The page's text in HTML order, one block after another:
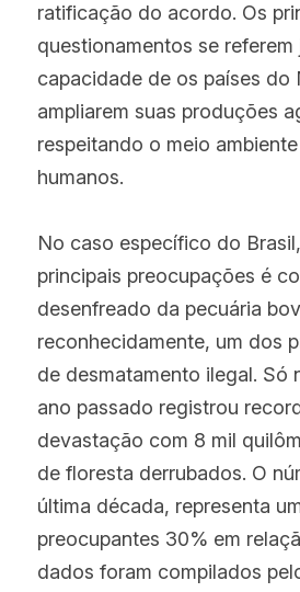
ratificação do acordo. Os
questionamentos se referem
capacidade de os países do
ampliarem suas produções
respeitando o meio
humanos.
No caso específico do
principais preocupações é
desenfreado da pecuária
reconhecidamente, um dos
de desmatamento ilegal. Só
ano passado registrou
devastação com 8 mil
de floresta derrubados. O
última década, representa
preocupantes 30% em
dados foram compilados